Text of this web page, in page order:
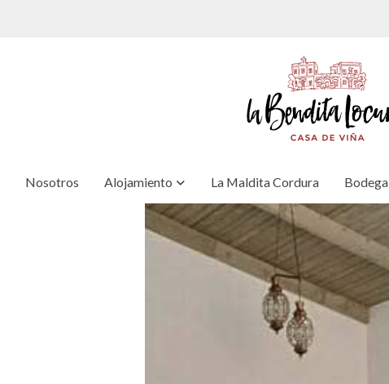
Nosotros Alojamiento La Maldita Cordura Bodega